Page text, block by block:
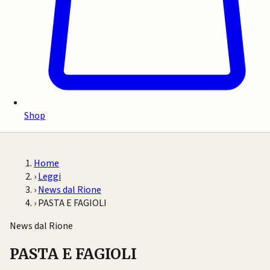
Shop
Home
›Leggi
›News dal Rione
›PASTA E FAGIOLI
News dal Rione
PASTA E FAGIOLI